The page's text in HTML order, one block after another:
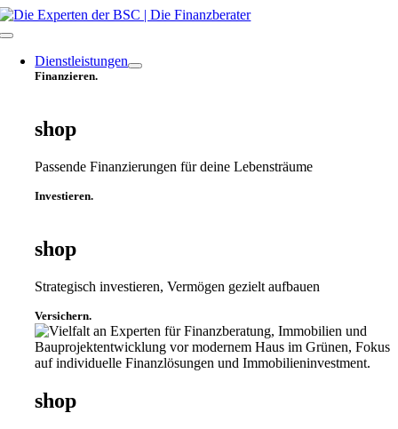
Zum
Inhalt
Toggle
NavigationDienstleistungen
Finanzieren.
shop
Passende Finanzierungen für deine Lebensträume
Investieren.
shop
Strategisch investieren, Vermögen gezielt aufbauen
Versichern.
shop